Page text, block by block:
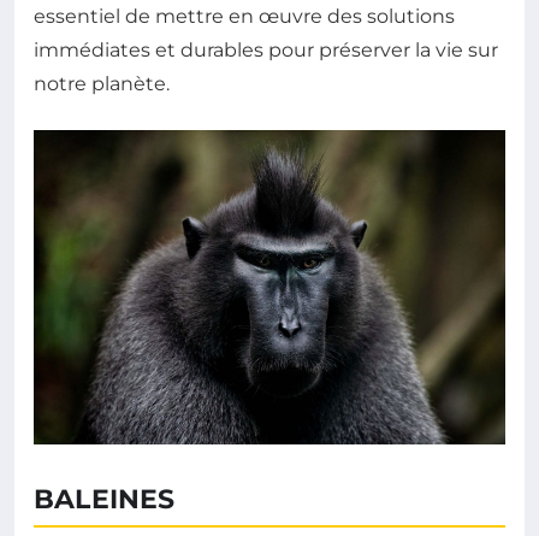
essentiel de mettre en œuvre des solutions
immédiates et durables pour préserver la vie sur
notre planète.
BALEINES